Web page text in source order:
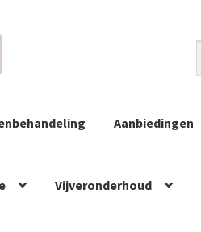
Aanbiedingen
Vijveronderhoud